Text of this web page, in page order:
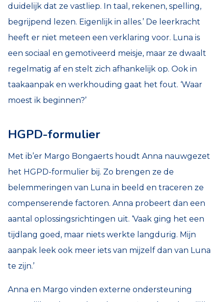
duidelijk dat ze vastliep. In taal, rekenen, spelling,
begrijpend lezen. Eigenlijk in alles.’ De leerkracht
heeft er niet meteen een verklaring voor. Luna is
een sociaal en gemotiveerd meisje, maar ze dwaalt
regelmatig af en stelt zich afhankelijk op. Ook in
taakaanpak en werkhouding gaat het fout. ‘Waar
moest ik beginnen?’
HGPD-formulier
Met ib’er Margo Bongaerts houdt Anna nauwgezet
het HGPD-formulier bij. Zo brengen ze de
belemmeringen van Luna in beeld en traceren ze
compenserende factoren. Anna probeert dan een
aantal oplossingsrichtingen uit. ‘Vaak ging het een
tijdlang goed, maar niets werkte langdurig. Mijn
aanpak leek ook meer iets van mijzelf dan van Luna
te zijn.’
Anna en Margo vinden externe ondersteuning